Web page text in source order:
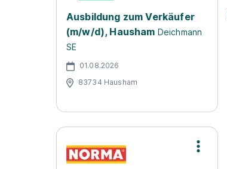
Ausbildung zum Verkäufer
(m/w/d), Hausham Deichmann
SE
01.08.2026
83734 Hausham